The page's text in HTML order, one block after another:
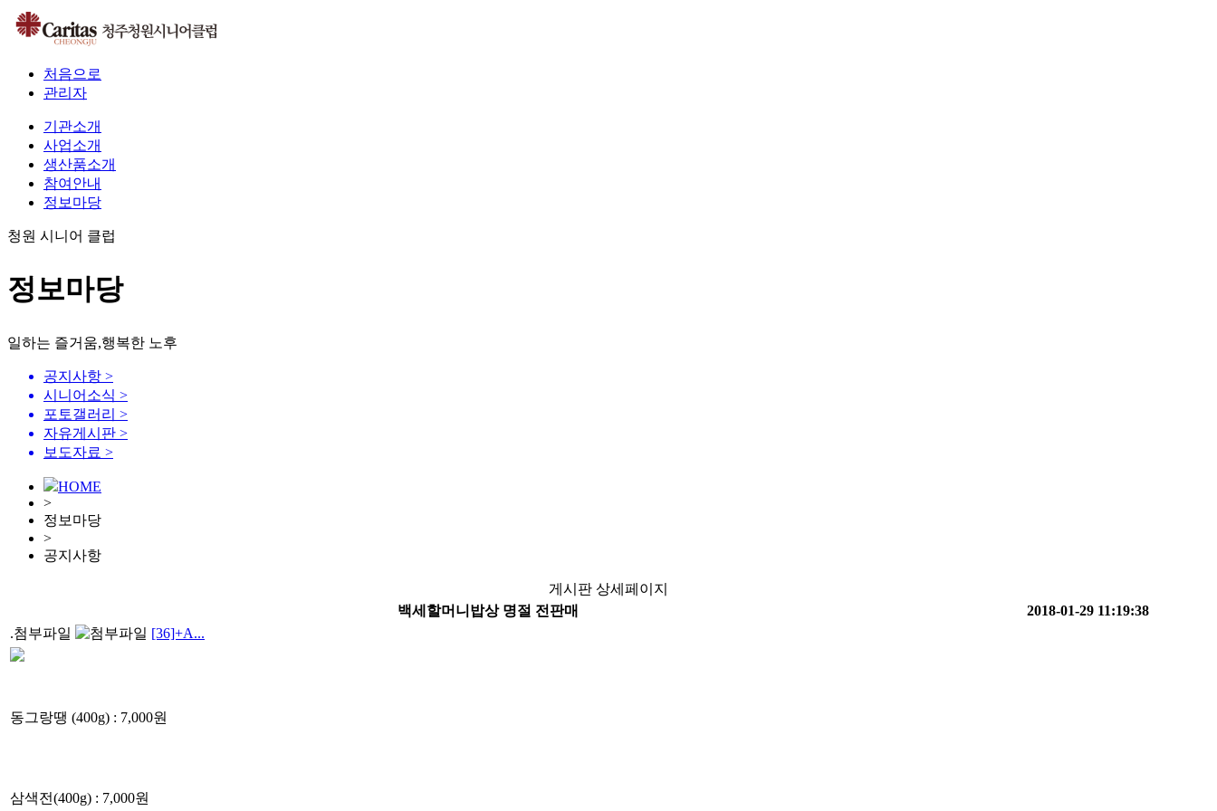
처음으로
관리자
기관소개
사업소개
생산품소개
참여안내
정보마당
청원 시니어 클럽
정보마당
일하는 즐거움,행복한 노후
공지사항 >
시니어소식 >
포토갤러리 >
자유게시판 >
보도자료 >
HOME
>
정보마당
>
공지사항
게시판 상세페이지
백세할머니밥상 명절 전판매
2018-01-29 11:19:38
.첨부파일
[36]+A...
동그랑땡 (400g) : 7,000원
삼색전(400g) : 7,000원